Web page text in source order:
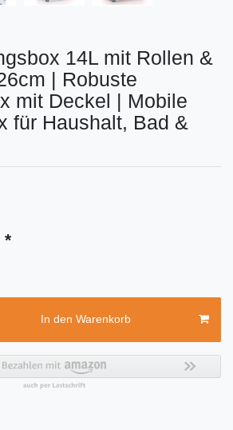
14L mit Rollen &
| Robuste
mit Deckel | Mobile
für Haushalt, Bad &
*
In den Warenkorb